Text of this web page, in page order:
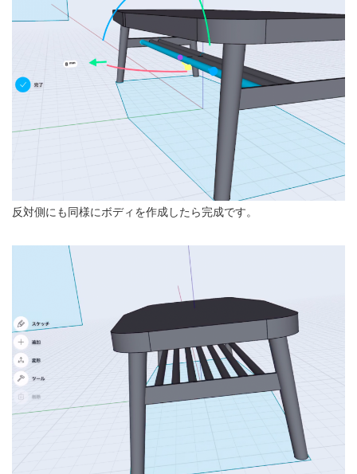
反対側にも同様にボディを作成したら完成です。